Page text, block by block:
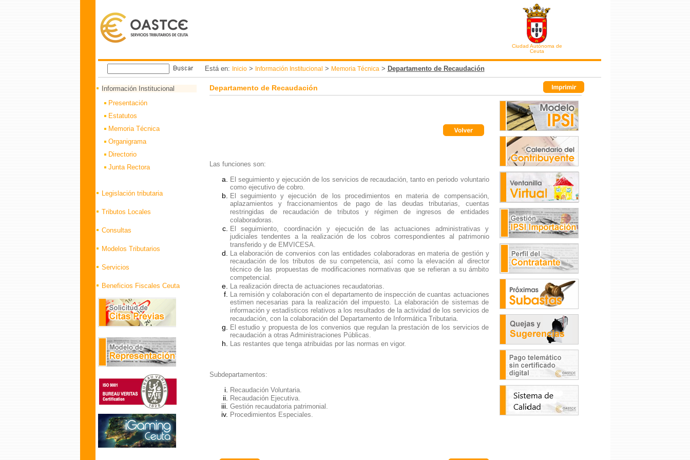
Ciudad Autónoma de
Ceuta
Está en: Inicio> Información Institucional > Memoria Técnica> Departamento de Recaudación
Información Institucional
Presentación
Estatutos
Memoria Técnica
Organigrama
Directorio
Junta Rectora
Legislación tributaria
Tributos Locales
Consultas
Modelos Tributarios
Servicios
Beneficios Fiscales Ceuta
Departamento de Recaudación
Las funciones son:
El seguimiento y ejecución de los servicios de recaudación, tanto en periodo voluntario
como ejecutivo de cobro.
El seguimiento y ejecución de los procedimientos en materia de compensación,
aplazamientos y fraccionamientos de pago de las deudas tributarias, cuentas
restringidas de recaudación de tributos y régimen de ingresos de entidades
colaboradoras.
El seguimiento, coordinación y ejecución de las actuaciones administrativas y
judiciales tendentes a la realización de los cobros correspondientes al patrimonio
transferido y de EMVICESA.
La elaboración de convenios con las entidades colaboradoras en materia de gestión y
recaudación de los tributos de su competencia, así como la elevación al director
técnico de las propuestas de modificaciones normativas que se refieran a su ámbito
competencial.
La realización directa de actuaciones recaudatorias.
La remisión y colaboración con el departamento de inspección de cuantas actuaciones
estimen necesarias para la realización del impuesto. La elaboración de sistemas de
información y estadísticos relativos a los resultados de la actividad de los servicios de
recaudación, con la colaboración del Departamento de Informática Tributaria.
El estudio y propuesta de los convenios que regulan la prestación de los servicios de
recaudación a otras Administraciones Públicas.
Las restantes que tenga atribuidas por las normas en vigor.
Subdepartamentos:
Recaudación Voluntaria.
Recaudación Ejecutiva.
Gestión recaudatoria patrimonial.
Procedimientos Especiales.